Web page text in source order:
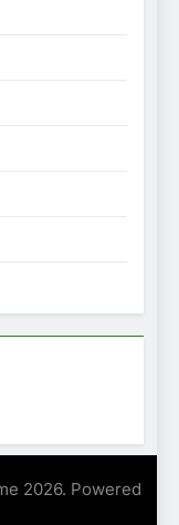
2026. Powered